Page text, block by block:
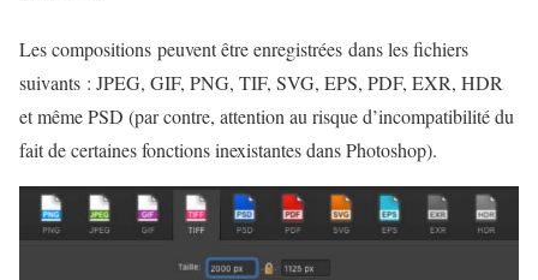
Les compositions peuvent être enregistrées dans les fichiers
suivants : JPEG, GIF, PNG, TIF, SVG, EPS, PDF, EXR, HDR
et même PSD (par contre, attention au risque d’incompatibilité du
fait de certaines fonctions inexistantes dans Photoshop).